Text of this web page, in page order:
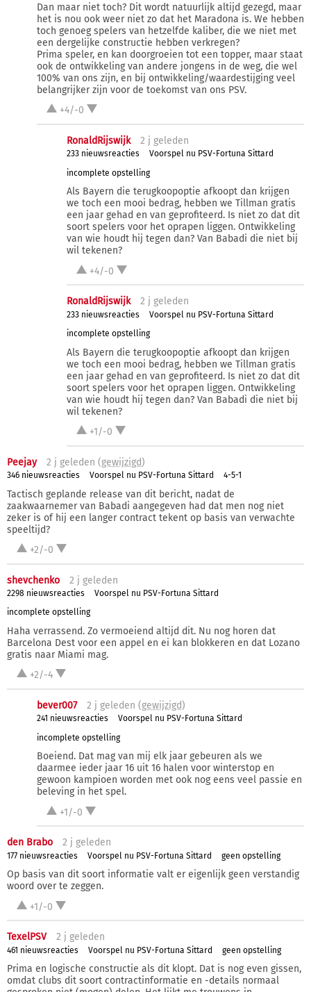
Dan maar niet toch? Dit wordt natuurlijk altijd gezegd, maar
het is nou ook weer niet zo dat het Maradona is. We hebben
toch genoeg spelers van hetzelfde kaliber, die we niet met
een dergelijke constructie hebben verkregen?
Prima speler, en kan doorgroeien tot een topper, maar staat
ook de ontwikkeling van andere jongens in de weg, die wel
100% van ons zijn, en bij ontwikkeling/waardestijging veel
belangrijker zijn voor de toekomst van ons PSV.
+4/-0
RonaldRijswijk 2 j geleden
233 nieuwsreacties
Voorspel nu PSV-Fortuna Sittard
incomplete opstelling
Als Bayern die terugkoopoptie afkoopt dan krijgen
we toch een mooi bedrag, hebben we Tillman gratis
een jaar gehad en van geprofiteerd. Is niet zo dat dit
soort spelers voor het oprapen liggen. Ontwikkeling
van wie houdt hij tegen dan? Van Babadi die niet bij
wil tekenen?
+4/-0
RonaldRijswijk 2 j geleden
233 nieuwsreacties
Voorspel nu PSV-Fortuna Sittard
incomplete opstelling
Als Bayern die terugkoopoptie afkoopt dan krijgen
we toch een mooi bedrag, hebben we Tillman gratis
een jaar gehad en van geprofiteerd. Is niet zo dat dit
soort spelers voor het oprapen liggen. Ontwikkeling
van wie houdt hij tegen dan? Van Babadi die niet bij
wil tekenen?
+1/-0
Peejay 2 j geleden (gewijzigd)
346 nieuwsreacties Voorspel nu PSV-Fortuna Sittard 4-5-1
Tactisch geplande release van dit bericht, nadat de
zaakwaarnemer van Babadi aangegeven had dat men nog niet
zeker is of hij een langer contract tekent op basis van verwachte
speeltijd?
+2/-0
shevchenko 2 j geleden
2298 nieuwsreacties
Voorspel nu PSV-Fortuna Sittard
incomplete opstelling
Haha verrassend. Zo vermoeiend altijd dit. Nu nog horen dat
Barcelona Dest voor een appel en ei kan blokkeren en dat Lozano
gratis naar Miami mag.
+2/-4
bever007 2 j geleden (gewijzigd)
241 nieuwsreacties
Voorspel nu PSV-Fortuna Sittard
incomplete opstelling
Boeiend. Dat mag van mij elk jaar gebeuren als we
daarmee ieder jaar 16 uit 16 halen voor winterstop en
gewoon kampioen worden met ook nog eens veel passie en
beleving in het spel.
+1/-0
den Brabo 2 j geleden
177 nieuwsreacties Voorspel nu PSV-Fortuna Sittard geen opstelling
Op basis van dit soort informatie valt er eigenlijk geen verstandig
woord over te zeggen.
+1/-0
TexelPSV 2 j geleden
461 nieuwsreacties Voorspel nu PSV-Fortuna Sittard geen opstelling
Prima en logische constructie als dit klopt. Dat is nog even gissen,
omdat clubs dit soort contractinformatie en -details normaal